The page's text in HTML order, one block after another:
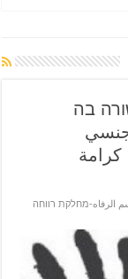
בה
كرامة
الرفاه-מחלקת רווחה